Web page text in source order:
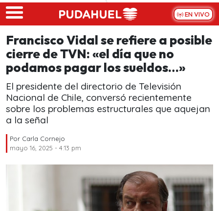
Skip to main content
EN VIVO
Francisco Vidal se refiere a posible
cierre de TVN: «el día que no
podamos pagar los sueldos…»
El presidente del directorio de Televisión
Nacional de Chile, conversó recientemente
sobre los problemas estructurales que aquejan
a la señal
Por Carla Cornejo
mayo 16, 2025 - 4:13 pm